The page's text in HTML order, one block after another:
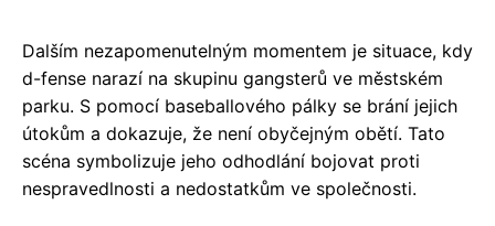
Dalším nezapomenutelným momentem je situace, kdy
d-fense narazí na skupinu gangsterů ve městském
parku. S pomocí baseballového pálky se brání jejich
útokům a dokazuje, že není obyčejným obětí. Tato
scéna symbolizuje jeho odhodlání bojovat proti
nespravedlnosti a nedostatkům ve společnosti.